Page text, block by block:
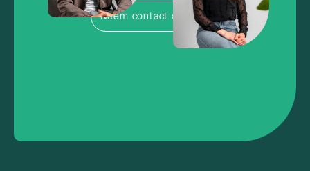
Neem contact op